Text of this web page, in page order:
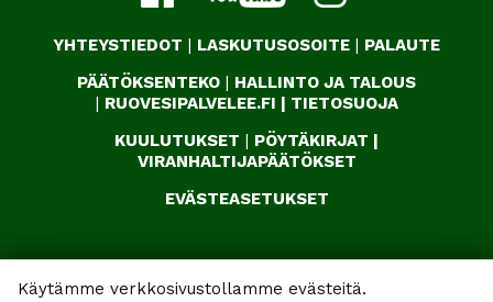
Käytämme verkkosivustollamme evästeitä.
YHTEYSTIEDOT | LASKUTUSOSOITE | PALAUTE
PÄÄTÖKSENTEKO | HALLINTO JA TALOUS
| RUOVESIPALVELEE.FI | TIETOSUOJA
KUULUTUKSET | PÖYTÄKIRJAT |
VIRANHALTIJAPÄÄTÖKSET
EVÄSTEASETUKSET